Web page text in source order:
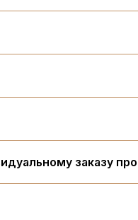
заказу